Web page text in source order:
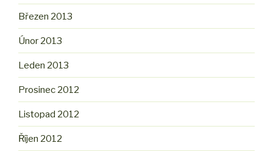
Březen 2013
Únor 2013
Leden 2013
Prosinec 2012
Listopad 2012
Říjen 2012